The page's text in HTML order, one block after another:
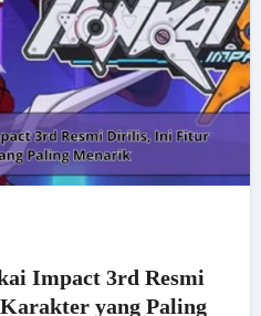
Impact 3rd Resmi
yang Paling